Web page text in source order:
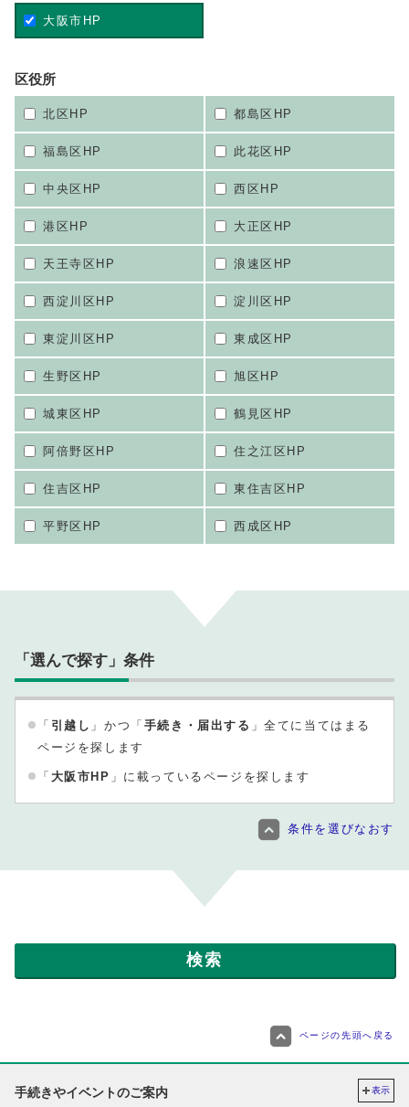
大阪市HP
区役所
北区HP 都島区HP
福島区HP 此花区HP
中央区HP 西区HP
港区HP 大正区HP
天王寺区HP 浪速区HP
西淀川区HP 淀川区HP
東淀川区HP 東成区HP
生野区HP 旭区HP
城東区HP 鶴見区HP
阿倍野区HP 住之江区HP
住吉区HP 東住吉区HP
平野区HP 西成区HP
「選んで探す」条件
「 引越し 」かつ「 手続き・届出する 」全てに当てはまる
ページを探します
「 大阪市HP 」に載っているページを探します
条件を選びなおす
ページの先頭へ戻る
手続きやイベントのご案内 表示